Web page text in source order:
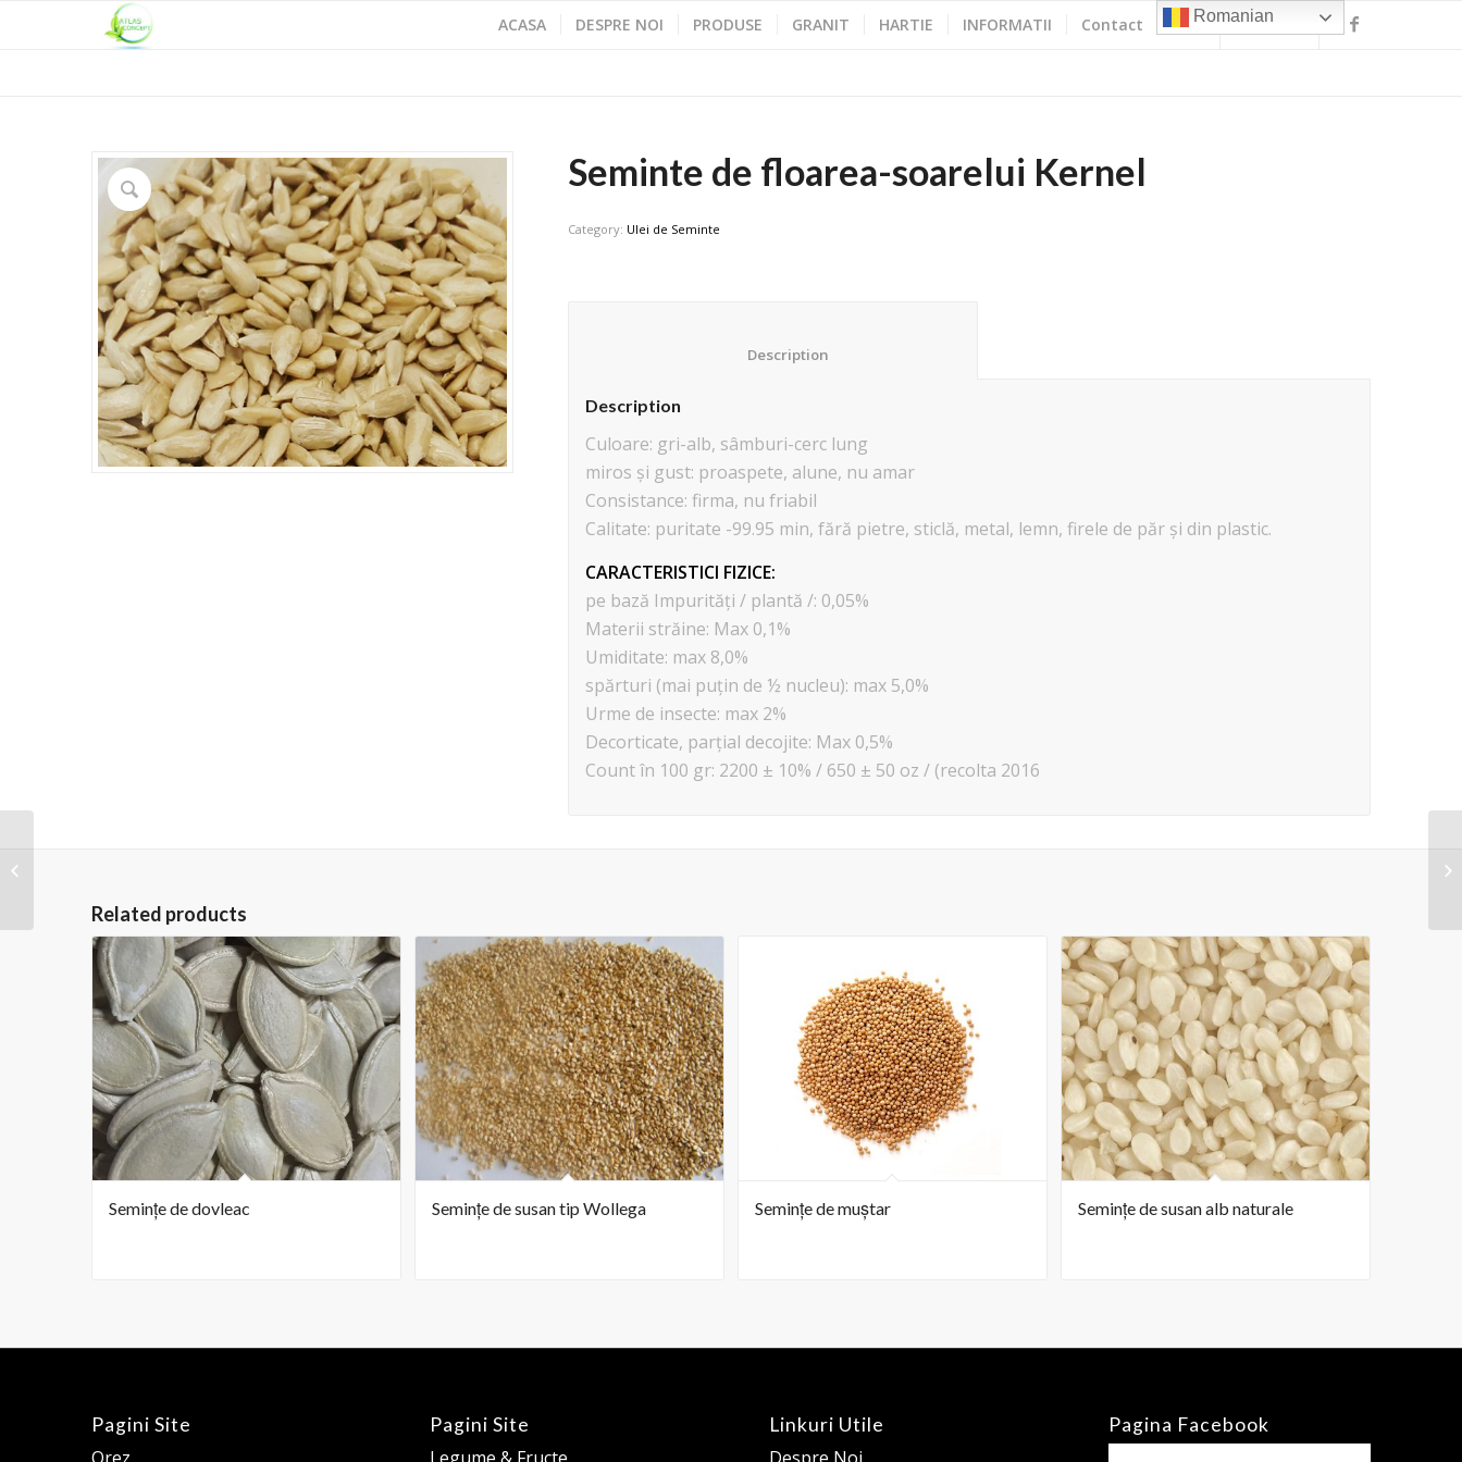
ACASA DESPRE NOI PRODUSE GRANIT HARTIE INFORMATII Contact
Seminte de floarea-soarelui Kernel
Category: Ulei de Seminte
Description
Culoare: gri-alb, sâmburi-cerc lung
miros și gust: proaspete, alune, nu amar
Consistance: firma, nu friabil
Calitate: puritate -99.95 min, fără pietre, sticlă, metal, lemn, firele de păr și din plastic.
CARACTERISTICI FIZICE:
pe bază Impurități / plantă /: 0,05%
Materii străine: Max 0,1%
Umiditate: max 8,0%
spărturi (mai puțin de ½ nucleu): max 5,0%
Urme de insecte: max 2%
Decorticate, parțial decojite: Max 0,5%
Count în 100 gr: 2200 ± 10% / 650 ± 50 oz / (recolta 2016
Related products
Semințe de dovleac Semințe de susan tip Wollega Semințe de muștar Semințe de susan alb naturale
Pagini Site Pagini Site Linkuri Utile Pagina Facebook
Romanian